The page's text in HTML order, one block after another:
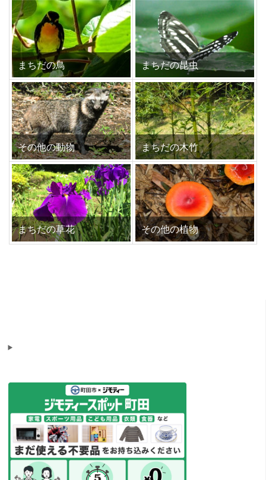
まちだの鳥 まちだの昆虫
その他の動物 まちだの木竹
まちだの草花 その他の植物